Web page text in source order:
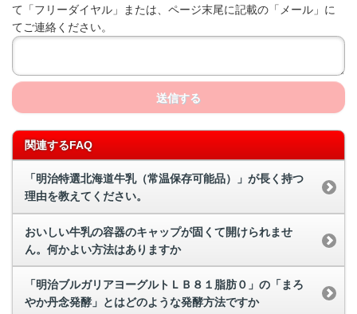
て「フリーダイヤル」または、ページ末尾に記載の「メール」に
てご連絡ください。
送信する
関連するFAQ
「明治特選北海道牛乳（常温保存可能品）」が長く持つ
理由を教えてください。
おいしい牛乳の容器のキャップが固くて開けられませ
ん。何かよい方法はありますか
「明治ブルガリアヨーグルトＬＢ８１脂肪０」の「まろ
やか丹念発酵」とはどのような発酵方法ですか